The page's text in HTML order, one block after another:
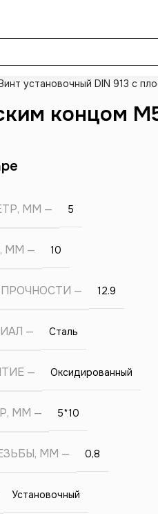
установочный DIN 913 с
концом
ММ 5
ММ 10
12.9
Сталь
Оксидированный
ММ 5*10
ММ 0,8
Установочный